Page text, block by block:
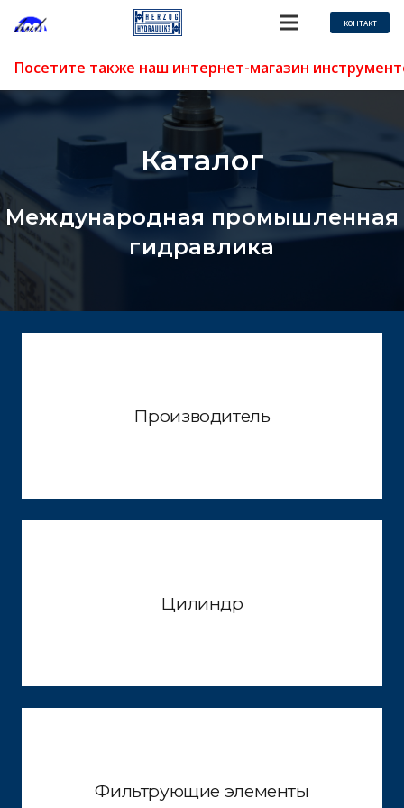
КОНТАКТ
Посетите также наш интернет-магазин
Каталог
Международная промышленная
гидравлика
Производитель
Цилиндр
Фильтрующие элементы